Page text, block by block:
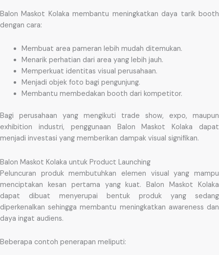
Balon Maskot Kolaka membantu meningkatkan daya tarik booth
dengan cara:
Membuat area pameran lebih mudah ditemukan.
Menarik perhatian dari area yang lebih jauh.
Memperkuat identitas visual perusahaan.
Menjadi objek foto bagi pengunjung.
Membantu membedakan booth dari kompetitor.
Bagi perusahaan yang mengikuti trade show, expo, maupun
exhibition industri, penggunaan Balon Maskot Kolaka dapat
menjadi investasi yang memberikan dampak visual signifikan.
Balon Maskot Kolaka untuk Product Launching
Peluncuran produk membutuhkan elemen visual yang mampu
menciptakan kesan pertama yang kuat. Balon Maskot Kolaka
dapat dibuat menyerupai bentuk produk yang sedang
diperkenalkan sehingga membantu meningkatkan awareness dan
daya ingat audiens.
Beberapa contoh penerapan meliputi: